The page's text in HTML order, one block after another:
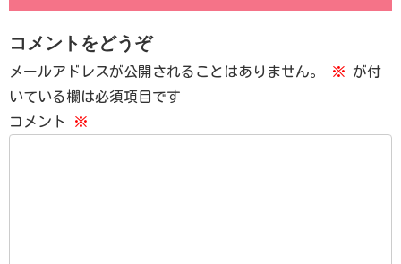
コメントをどうぞ
メールアドレスが公開されることはありません。 ※ が付
いている欄は必須項目です
コメント
※